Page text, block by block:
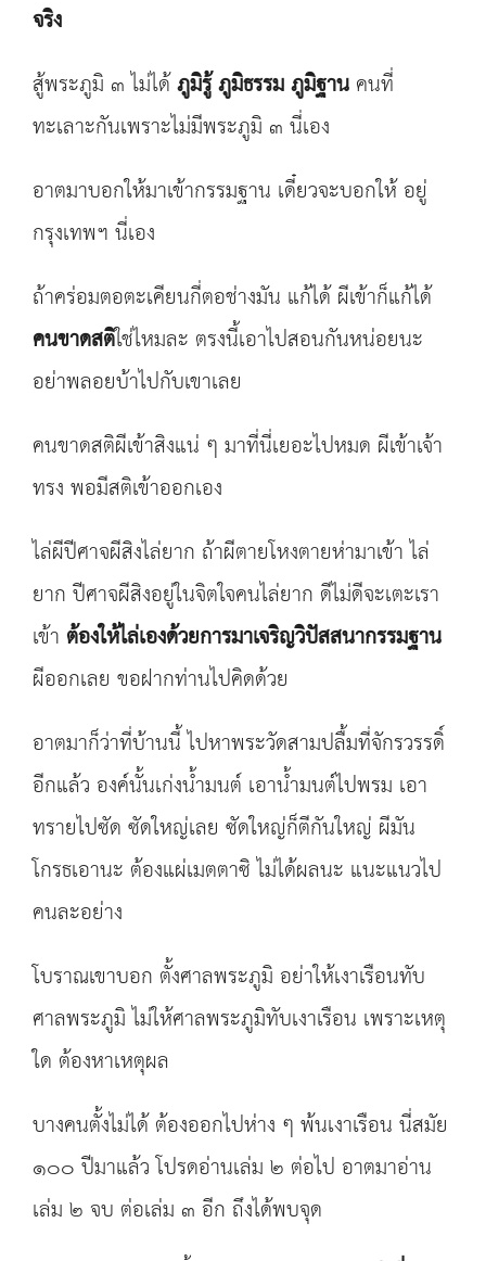
จริง
สู้พระภูมิ ๓ ไม่ได้ภูมิรู้ ภูมิธรรม ภูมิฐานคนที่
ทะเลาะกันเพราะไม่มีพระภูมิ ๓ นี่เอง
อาตมาบอกให้มาเข้ากรรมฐาน เดี๋ยวจะบอกให้ อยู่
กรุงเทพฯ นี่เอง
ถ้าคร่อมตอตะเคียนกี่ตอช่างมัน แก้ได้ ผีเข้าก็แก้ได้
คนขาดสติใช่ไหมละ ตรงนี้เอาไปสอนกันหน่อยนะ
อย่าพลอยบ้าไปกับเขาเลย
คนขาดสติผีเข้าสิงแน่ ๆ มาที่นี่เยอะไปหมด ผีเข้าเจ้า
ทรง พอมีสติเข้าออกเอง
ไล่ผีปีศาจผีสิงไล่ยาก ถ้าผีตายโหงตายห่ามาเข้า ไล่
ยาก ปีศาจผีสิงอยู่ในจิตใจคนไล่ยาก ดีไม่ดีจะเตะเรา
เข้า ต้องให้ไล่เองด้วยการมาเจริญวิปัสสนากรรมฐาน
ผีออกเลย ขอฝากท่านไปคิดด้วย
อาตมาก็ว่าที่บ้านนี้ ไปหาพระวัดสามปลื้มที่จักรวรรดิ์
อีกแล้ว องค์นั้นเก่งน้ำมนต์ เอาน้ำมนต์ไปพรม เอา
ทรายไปซัด ซัดใหญ่เลย ซัดใหญ่ก็ตีกันใหญ่ ผีมัน
โกรธเอานะ ต้องแผ่เมตตาซิ ไม่ได้ผลนะ แนะแนวไป
คนละอย่าง
โบราณเขาบอก ตั้งศาลพระภูมิ อย่าให้เงาเรือนทับ
ศาลพระภูมิ ไม่ให้ศาลพระภูมิทับเงาเรือน เพราะเหตุ
ใด ต้องหาเหตุผล
บางคนตั้งไม่ได้ ต้องออกไปห่าง ๆ พ้นเงาเรือน นี่สมัย
๑๐๐ ปีมาแล้ว โปรดอ่านเล่ม ๒ ต่อไป อาตมาอ่าน
เล่ม ๒ จบ ต่อเล่ม ๓ อีก ถึงได้พบจุด